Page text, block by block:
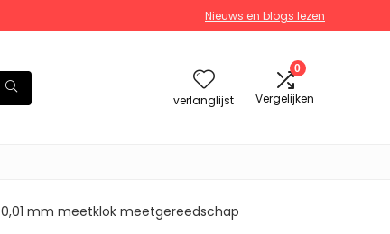
Nieuws en blogs lezen
verlanglijst
0
Vergelijken
mm meetklok meetgereedschap